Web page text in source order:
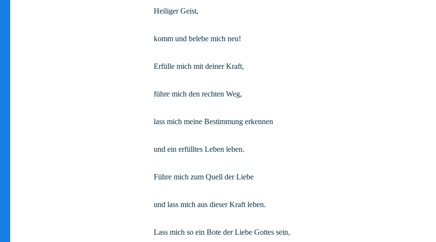
Heiliger Geist,
komm und belebe mich neu!
Erfülle mich mit deiner Kraft,
führe mich den rechten Weg,
lass mich meine Bestimmung erkennen
und ein erfülltes Leben leben.
Führe mich zum Quell der Liebe
und lass mich aus dieser Kraft leben.
Lass mich so ein Bote der Liebe Gottes sein,